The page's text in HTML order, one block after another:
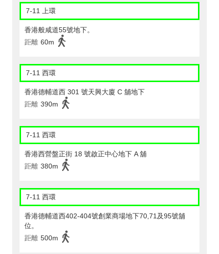
7-11 上環
香港般咸道55號地下。
距離 60m
7-11 西環
香港德輔道西 301 號天興大廈 C 舖地下
距離 390m
7-11 西環
香港西營盤正街 18 號啟正中心地下 A 舖
距離 380m
7-11 西環
香港德輔道西402-404號創業商場地下70,71及95號舖
位。
距離 500m